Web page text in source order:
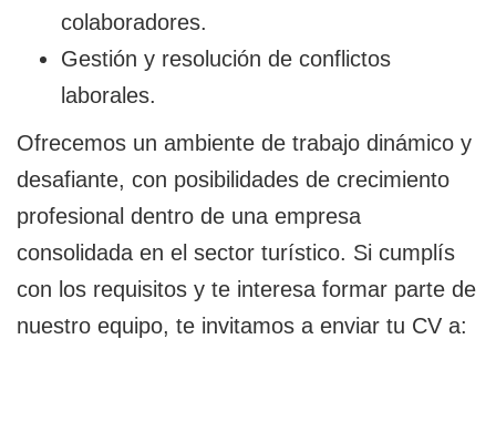
colaboradores.
Gestión y resolución de conflictos
laborales.
Ofrecemos un ambiente de trabajo dinámico y
desafiante, con posibilidades de crecimiento
profesional dentro de una empresa
consolidada en el sector turístico. Si cumplís
con los requisitos y te interesa formar parte de
nuestro equipo, te invitamos a enviar tu CV a: